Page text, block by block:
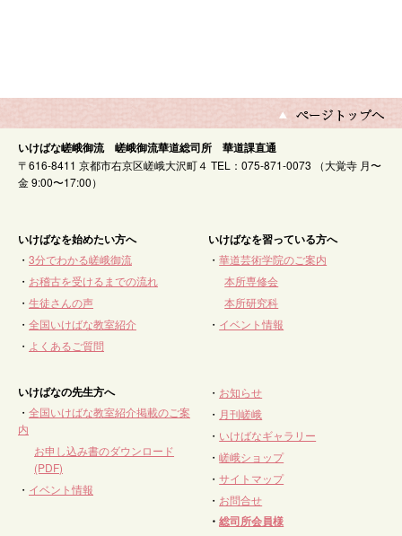
いけばな嵯峨御流 嵯峨御流華道総司所 華道課直通
〒616-8411 京都市右京区嵯峨大沢町４ TEL：075-871-0073 （大覚寺 月〜
金 9:00〜17:00）
いけばなを始めたい方へ
・ 3分でわかる嵯峨御流
・ お稽古を受けるまでの流れ
・ 生徒さんの声
・ 全国いけばな教室紹介
・ よくあるご質問
いけばなを習っている方へ
・華道芸術学院のご案内
本所専修会
本所研究科
・ イベント情報
いけばなの先生方へ
・ 全国いけばな教室紹介掲載のご案
内
お申し込み書のダウンロード
(PDF)
・ イベント情報
・ お知らせ
・ 月刊嵯峨
・ いけばなギャラリー
・嵯峨ショップ
・サイトマップ
・ お問合せ
・総司所会員様